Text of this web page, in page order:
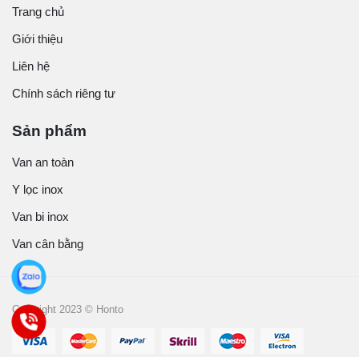
Trang chủ
Giới thiệu
Liên hệ
Chính sách riêng tư
Sản phẩm
Van an toàn
Y lọc inox
Van bi inox
Van cân bằng
Copyright 2023 © Honto